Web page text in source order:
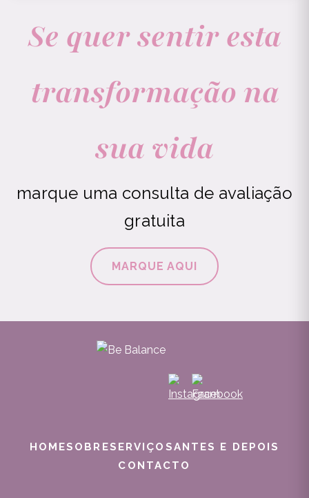
Se quer sentir esta
transformação na
sua vida
marque uma consulta de avaliação
gratuita
MARQUE AQUI
HOMESOBRESERVIÇOSANTES E DEPOIS
CONTACTO